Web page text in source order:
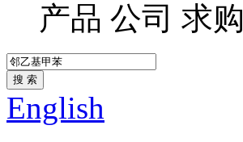
产品 公司 求购
搜 索
English